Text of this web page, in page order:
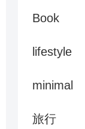
Book
lifestyle
minimal
旅行